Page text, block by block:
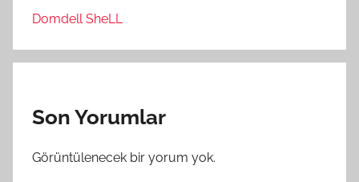
Domdell SheLL
Son Yorumlar
Görüntülenecek bir yorum yok.